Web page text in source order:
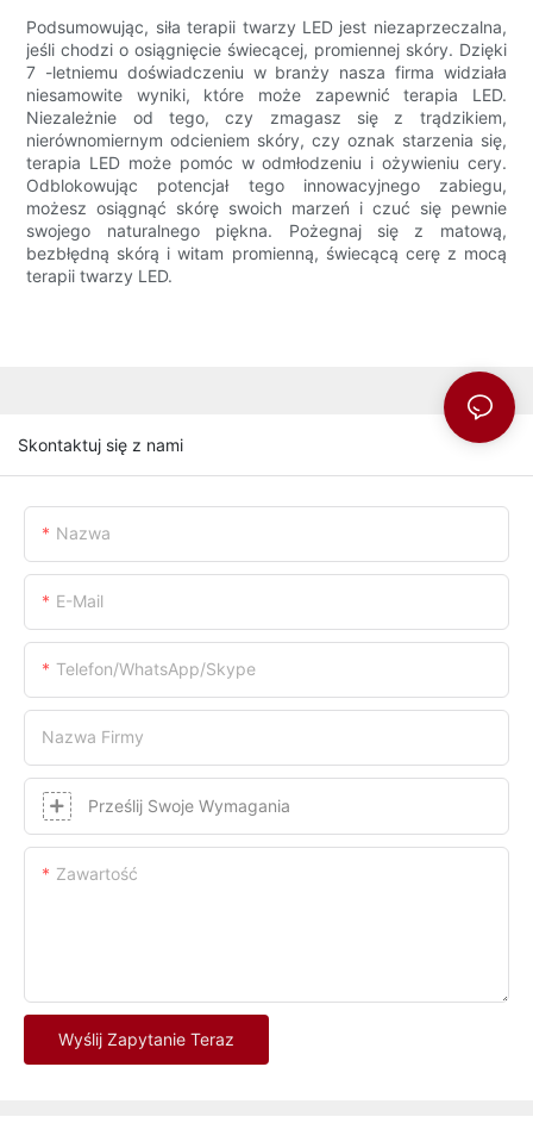
Podsumowując, siła terapii twarzy LED jest niezaprzeczalna,
jeśli chodzi o osiągnięcie świecącej, promiennej skóry. Dzięki
7 -letniemu doświadczeniu w branży nasza firma widziała
niesamowite wyniki, które może zapewnić terapia LED.
Niezależnie od tego, czy zmagasz się z trądzikiem,
nierównomiernym odcieniem skóry, czy oznak starzenia się,
terapia LED może pomóc w odmłodzeniu i ożywieniu cery.
Odblokowując potencjał tego innowacyjnego zabiegu,
możesz osiągnąć skórę swoich marzeń i czuć się pewnie
swojego naturalnego piękna. Pożegnaj się z matową,
bezbłędną skórą i witam promienną, świecącą cerę z mocą
terapii twarzy LED.
Skontaktuj się z nami
Nazwa
E-Mail
Telefon/WhatsApp/Skype
Nazwa Firmy
Prześlij Swoje Wymagania
Zawartość
Wyślij Zapytanie Teraz